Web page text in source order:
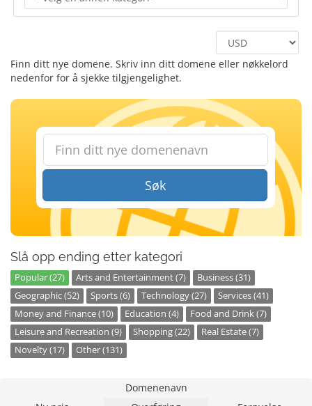
Finn ditt nye domene. Skriv inn ditt domene eller nøkkelord
nedenfor for å sjekke tilgjengelighet.
Søk
Slå opp ending etter kategori
Popular (27) Arts and Entertainment (7)
Business (31)
Geographic (52)
Sports (6) Technology (27)
Services (41)
Money and Finance (10)
Education (4)
Food and Drink (7)
Leisure and Recreation (9)
Shopping (22)
Real Estate (7)
Novelty (17)
Other (131)
Domenenavn